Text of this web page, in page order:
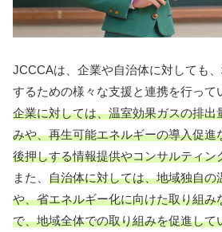
JCCCAは、企業や自治体に対しても
するための様々な支援と連携を行って
企業に対しては、温室効果ガスの排出
みや、再生可能エネルギーの導入促進
後押しする情報提供やコンサルティン
また、 自治体に対しては、地域独自の
や、省エネルギー化に向けた取り組み
で、地域全体での取り組みを促進して